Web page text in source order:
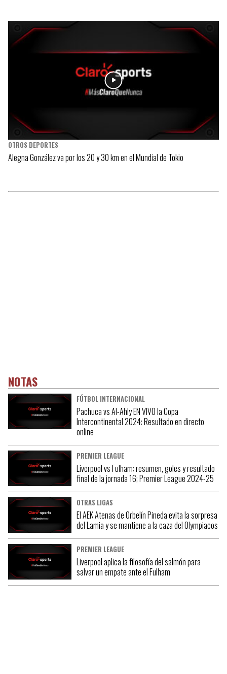
OTROS DEPORTES
Alegna González va por los 20 y 30 km en el Mundial de Tokio
NOTAS
FÚTBOL INTERNACIONAL
Pachuca vs Al-Ahly EN VIVO la Copa
Intercontinental 2024: Resultado en directo
online
PREMIER LEAGUE
Liverpool vs Fulham: resumen, goles y resultado
final de la jornada 16; Premier League 2024-25
OTRAS LIGAS
El AEK Atenas de Orbelín Pineda evita la sorpresa
del Lamia y se mantiene a la caza del Olympiacos
PREMIER LEAGUE
Liverpool aplica la filosofía del salmón para
salvar un empate ante el Fulham